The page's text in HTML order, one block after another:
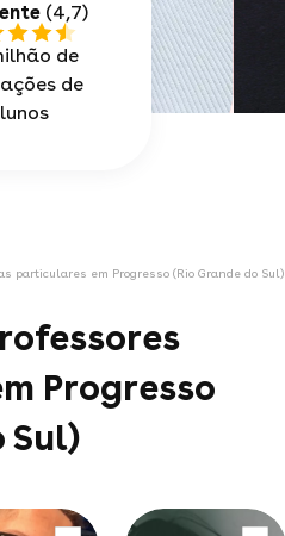
(4,7)
de
de
particulares em Progresso (Rio Grande do Sul)
Progresso
Sul)